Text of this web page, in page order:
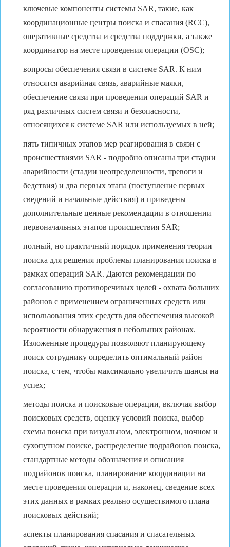
ключевые компоненты системы SAR, такие, как
координационные центры поиска и спасания (RCC),
оперативные средства и средства поддержки, а также
координатор на месте проведения операции (OSC);
вопросы обеспечения связи в системе SAR. К ним
относятся аварийная связь, аварийные маяки,
обеспечение связи при проведении операций SAR и
ряд различных систем связи и безопасности,
относящихся к системе SAR или используемых в ней;
пять типичных этапов мер реагирования в связи с
происшествиями SAR - подробно описаны три стадии
аварийности (стадии неопределенности, тревоги и
бедствия) и два первых этапа (поступление первых
сведений и начальные действия) и приведены
дополнительные ценные рекомендации в отношении
первоначальных этапов происшествия SAR;
полный, но практичный порядок применения теории
поиска для решения проблемы планирования поиска в
рамках операций SAR. Даются рекомендации по
согласованию противоречивых целей - охвата больших
районов с применением ограниченных средств или
использования этих средств для обеспечения высокой
вероятности обнаружения в небольших районах.
Изложенные процедуры позволяют планирующему
поиск сотруднику определить оптимальный район
поиска, с тем, чтобы максимально увеличить шансы на
успех;
методы поиска и поисковые операции, включая выбор
поисковых средств, оценку условий поиска, выбор
схемы поиска при визуальном, электронном, ночном и
сухопутном поиске, распределение подрайонов поиска,
стандартные методы обозначения и описания
подрайонов поиска, планирование координации на
месте проведения операции и, наконец, сведение всех
этих данных в рамках реально осуществимого плана
поисковых действий;
аспекты планирования спасания и спасательных